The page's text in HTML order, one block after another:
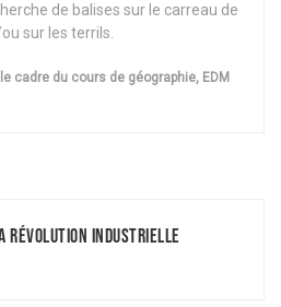
de balises sur le carreau de
sur les terrils.
cadre du cours de géographie, EDM
Révolution industrielle